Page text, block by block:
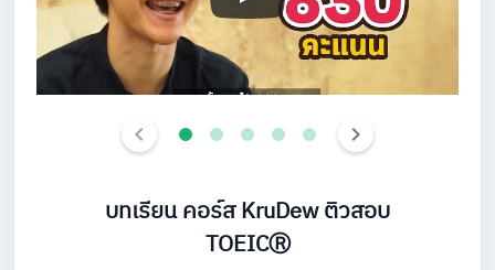
บทเรียน คอร์ส KruDew ติวสอบ
TOEICⓇ